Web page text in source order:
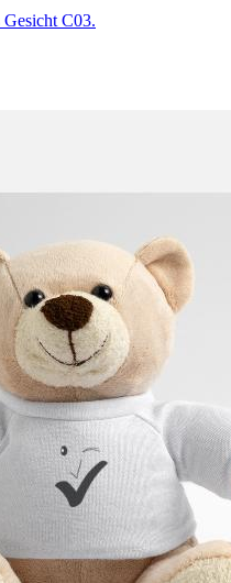
Gesicht C03.